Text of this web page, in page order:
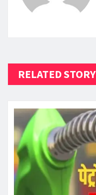
RELATED STORY